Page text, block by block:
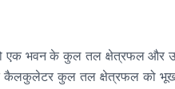
जो एक भवन के कुल तल क्षेत्रफल और
कैलकुलेटर कुल तल क्षेत्रफल को